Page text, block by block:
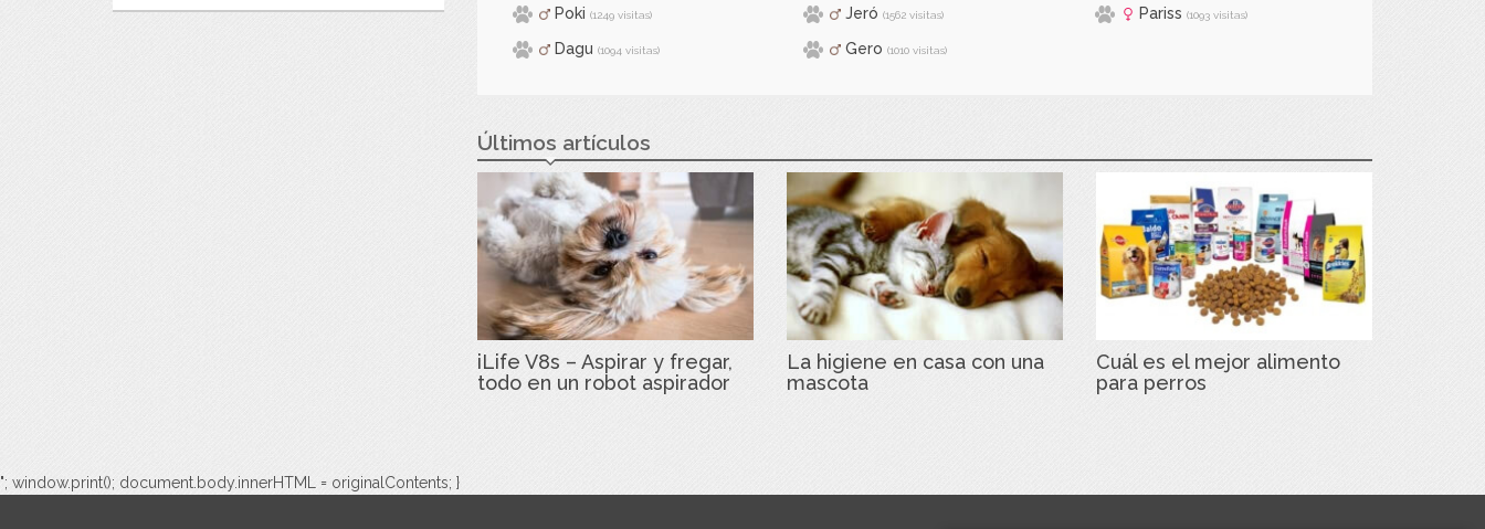
Poki (1249 visitas) Jeró (1562 visitas) Pariss (1093 visitas)
Dagu (1094 visitas) Gero (1010 visitas)
Últimos artículos
iLife V8s – Aspirar y fregar,
todo en un robot aspirador
La higiene en casa con una
mascota
Cuál es el mejor alimento
para perros
"; window.print(); document.body.innerHTML = originalContents; }